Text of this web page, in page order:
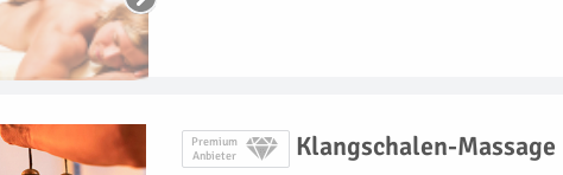
Premium
Anbieter
Klangschalen-Massage